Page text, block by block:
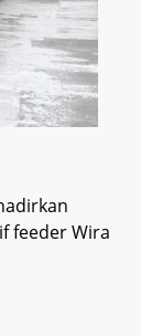
feeder Wira